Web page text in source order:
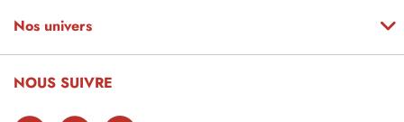
Nos univers
NOUS SUIVRE